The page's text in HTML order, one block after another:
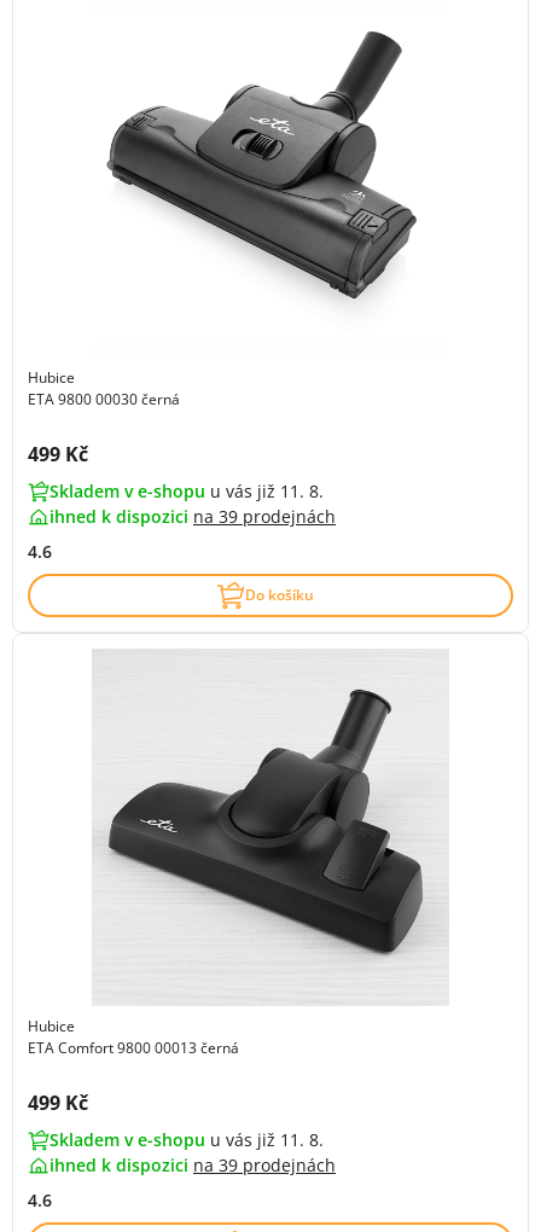
Hubice
ETA 9800 00030 černá
Cena s DPH:
499 Kč
Skladem v e-shopu u vás již 11. 8.
ihned k dispozici na 39 prodejnách
4.6
Do košíku
Hubice
ETA Comfort 9800 00013 černá
Cena s DPH:
499 Kč
Skladem v e-shopu u vás již 11. 8.
ihned k dispozici na 39 prodejnách
4.6